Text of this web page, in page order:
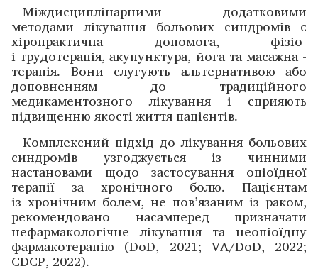
Міждисциплінарними додатковими
методами ліку­вання больових синдромів є
хіропрактична допомога, ­фізіо-
і трудотерапія, акупунктура, йога та масажна ­
терапія. Вони слугують альтернативою або
доповненням до традиційного
медикаментозного лікування і сприяють
підвищенню якості життя пацієнтів.
Комплексний підхід до лікування больових
синдромів узго­джується із чин­ними
настановами щодо застосу­вання опіоїдної
терапії за хронічного болю. Пацієнтам
із хронічним болем, не пов’язаним із раком,
рекомендовано ­насамперед призна­чати
нефармакологічне лікування та неопіоїдну
фармако­терапію (DoD, 2021; VA/DoD, 2022;
CDCP, 2022).